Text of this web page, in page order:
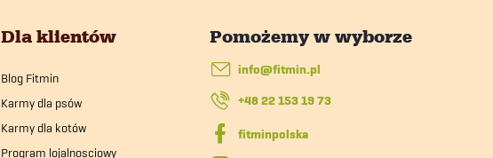
Dla klientów
Blog Fitmin
Karmy dla psów
Karmy dla kotów
Program lojalnosciowy
info@fitmin.pl
+48 22 153 19 73